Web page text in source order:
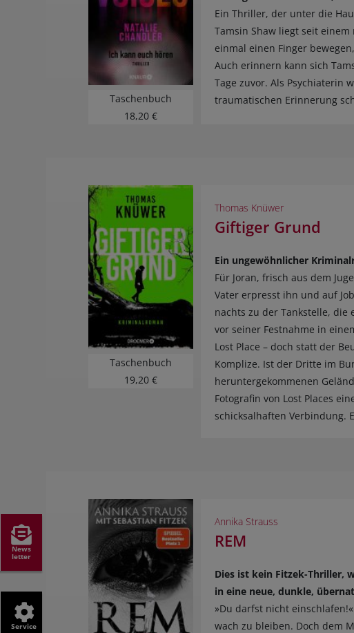
News
letter
Service
Taschenbuch
18,20 €
Ein Thriller, der unter die
Tamsin Shaw liegt seit
einmal einen Finger
Auch erinnern kann sich
Tage zuvor. Als Psychiaterin
traumatischen Erinnerung
Taschenbuch
19,20 €
Thomas Knüwer
Giftiger Grund
Ein ungewöhnlicher
Für Joran, frisch aus dem
Vater erpresst ihn und auf
nachts zu der Tankstelle, die
vor seiner Festnahme in
Lost Place – doch statt der
Komplize. Ist der Dritte im
heruntergekommenen
Fotografin von Lost Places
schicksalhaften Verbindung.
Annika Strauss
REM
Dies ist kein Fitzek-Thriller,
in eine neue, dunkle,
»Du darfst nicht
wach zu bleiben. Doch dem